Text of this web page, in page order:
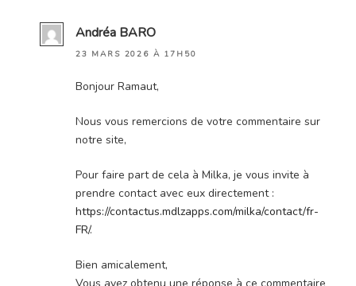
Andréa BARO
23 MARS 2026 À 17H50
Bonjour Ramaut,
Nous vous remercions de votre commentaire sur
notre site,
Pour faire part de cela à Milka, je vous invite à
prendre contact avec eux directement :
https://contactus.mdlzapps.com/milka/contact/fr-
FR/.
Bien amicalement,